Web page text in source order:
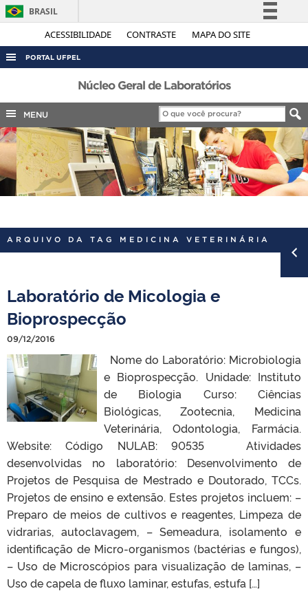
ACESSIBILIDADE CONTRASTE MAPA DO SITE
BRASIL
Simplifique!
Legislação
Canais
PORTAL UFPEL
ACESSO À INFORMAÇÃO
AUDITORIA
COBALTO
CONCURSOS
EDITAIS
INTERNACIONAL
PORTARIAS
Núcleo Geral de Laboratórios
MENU
ARQUIVO DA TAG MEDICINA VETERINÁRIA
Laboratório de Micologia e
Bioprospecção
09/12/2016
Nome do Laboratório: Microbiologia
e Bioprospecção. Unidade: Instituto
de Biologia Curso: Ciências
Biológicas, Zootecnia, Medicina
Veterinária, Odontologia, Farmácia.
Website: Código NULAB: 90535 Atividades
desenvolvidas no laboratório: Desenvolvimento de
Projetos de Pesquisa de Mestrado e Doutorado, TCCs.
Projetos de ensino e extensão. Estes projetos incluem: –
Preparo de meios de cultivos e reagentes, Limpeza de
vidrarias, autoclavagem, – Semeadura, isolamento e
identificação de Micro-organismos (bactérias e fungos),
– Uso de Microscópios para visualização de laminas, –
Uso de capela de fluxo laminar, estufas, estufa […]